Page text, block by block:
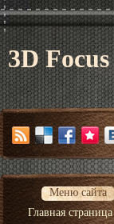
3D Focus
Меню сайта
Главная страница